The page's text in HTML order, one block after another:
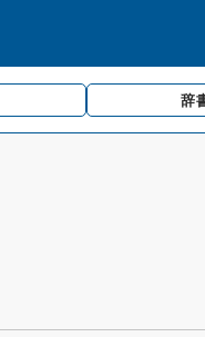
辞